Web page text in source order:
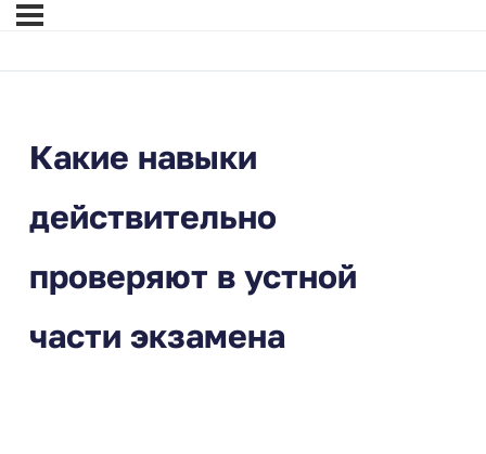
Какие навыки
действительно
проверяют в устной
части экзамена